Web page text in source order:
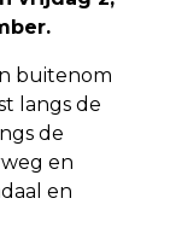
buitenom
langs de
de
en
en